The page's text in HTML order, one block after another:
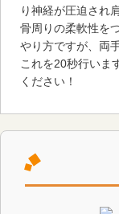
り神経が圧迫され
骨周りの柔軟性を
やり方ですが、両
これを20秒行いま
ください！